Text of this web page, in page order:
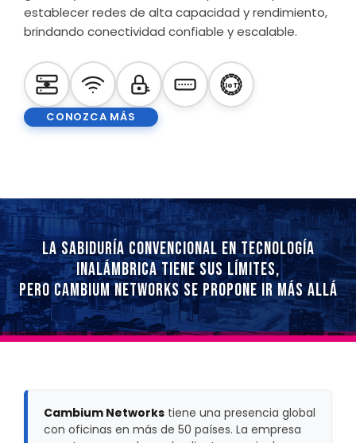
establecer redes de alta capacidad y rendimiento,
brindando conectividad confiable y escalable.
IoT
CONOZCA MÁS
LA SABIDURÍA CONVENCIONAL EN TECNOLOGÍA
INALÁMBRICA TIENE SUS LÍMITES,
PERO CAMBIUM NETWORKS SE PROPONE IR MÁS ALLÁ
Cambium Networks tiene una presencia global
con oficinas en más de 50 países. La empresa